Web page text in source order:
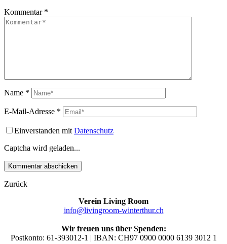
Kommentar *
Name *
E-Mail-Adresse *
Einverstanden mit Datenschutz
Captcha wird geladen...
Zurück
Verein Living Room
info@livingroom-winterthur.ch
Wir freuen uns über Spenden:
Postkonto: 61-393012-1 | IBAN: CH97 0900 0000 6139 3012 1